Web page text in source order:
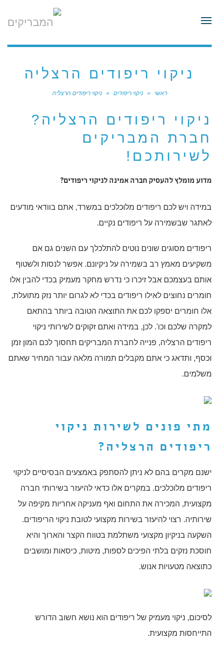
תפריט
ניקוי ריפודים הרצליה
ראשי » ניקוי ריפודים » ניקוי ריפודים הרצליה
ניקוי ריפודים הרצליה?
חברת המבריקים
לשירותכם!
מדוע מומלץ להעסיק חברה אמינה לניקוי ריפודים?
במידה ויש לכם ריפודים מלוכלכים במשרד, אתם בוודאי מודעים
לאתגר שבשמירה על ריפודים נקיים.
ריפודים מסוגים שונים נוטים להתלכלך עם השנים גם אם
משקיעים מאמץ רב בשמירה על ניקיונם. אפשר לנסות ולשטוף
אותם בעצמכם אבל זיכרו כי נדרש מחקר מעמיק בכדי להבין אלו
חומרים נחוצים לאילו ריפודים בכדי לא לגרום יותר נזק מתועלת,
אלו חומרים יספקו לכם את התוצאה הטובה ביותר בהתאם
למקרה שלכם וכו'. לכן, במידה ואתם זקוקים לשירותי ניקוי
ריפודים הרצליה, פנייה לחברת המבריקים תחסוך לכם המון זמן
וכסף, ותדאג כי אתם מקבלים תמורה מלאה עבור המחיר שאתם
משלמים.
מתי פונים לשירות ניקוי
ריפודים הרצליה ?
ישנם מקרים בהם לא ניתן להסתפק באמצעים הבסיסיים לניקוי
ריפודים מלוכלכים. במקרים אלו כדאי להיעזר בשירותי חברה
מקצועית, המכירה את התחום ואף מעניקה אחריות מקיפה על
שירותיה. רצוי להיעזר בשירות מקצועי לטובת ניקוי הריפודים.
השקעה בניקיון מקצועי משתלמת בטווח הקצר והארוך והיא
חוסכת נזקים בלתי הפיכים לספות, מיטות, כיסאות ומושבים
כתוצאה מטעויות אנוש.
לסיכום, ניקוי מעמיק של ריפודים הוא נושא חשוב הדורש
התייחסות מקצועית.